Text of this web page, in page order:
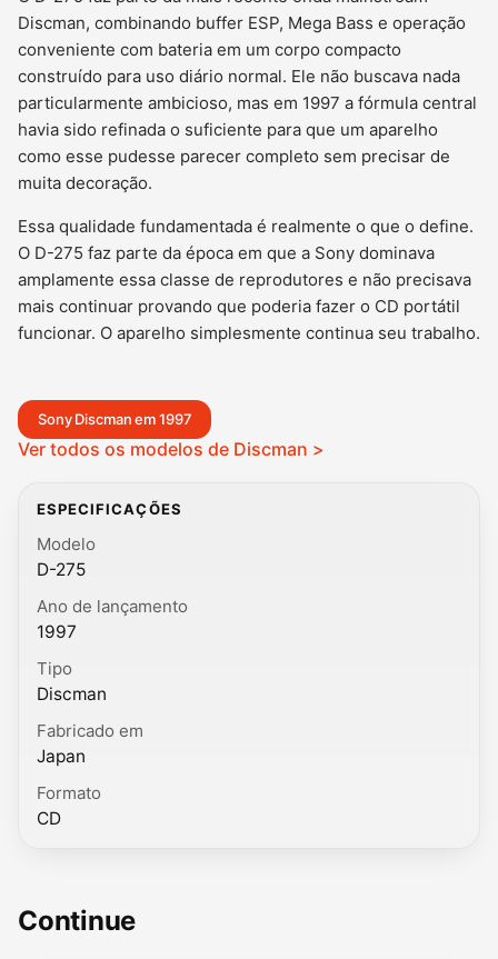
Discman, combinando buffer ESP, Mega Bass e operação
conveniente com bateria em um corpo compacto
construído para uso diário normal. Ele não buscava nada
particularmente ambicioso, mas em 1997 a fórmula central
havia sido refinada o suficiente para que um aparelho
como esse pudesse parecer completo sem precisar de
muita decoração.
Essa qualidade fundamentada é realmente o que o define.
O D-275 faz parte da época em que a Sony dominava
amplamente essa classe de reprodutores e não precisava
mais continuar provando que poderia fazer o CD portátil
funcionar. O aparelho simplesmente continua seu trabalho.
Sony Discman em 1997
Ver todos os modelos de Discman >
ESPECIFICAÇÕES
Modelo
D-275
Ano de lançamento
1997
Tipo
Discman
Fabricado em
Japan
Formato
CD
Continue